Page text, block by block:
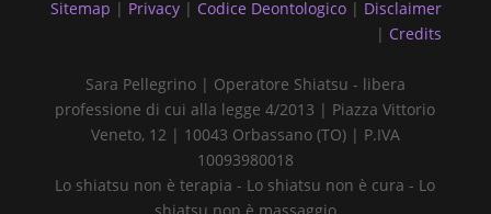
Sitemap | Privacy | Codice Deontologico | Disclaimer
| Credits
Sara Pellegrino | Operatore Shiatsu - libera
professione di cui alla legge 4/2013 | Piazza Vittorio
Veneto, 12 | 10043 Orbassano (TO) | P.IVA
10093980018
Lo shiatsu non è terapia - Lo shiatsu non è cura - Lo